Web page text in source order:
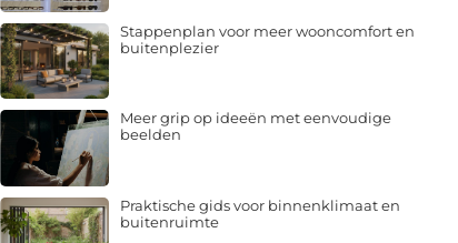
Stappenplan voor meer wooncomfort en
buitenplezier
Meer grip op ideeën met eenvoudige
beelden
Praktische gids voor binnenklimaat en
buitenruimte